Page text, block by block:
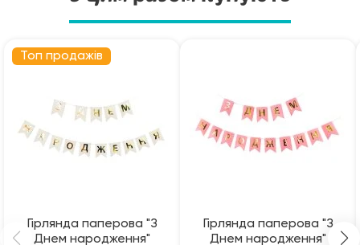
Топ продажів
Гірлянда паперова "З
Днем народження"
Гірлянда паперова "З
Днем народження"